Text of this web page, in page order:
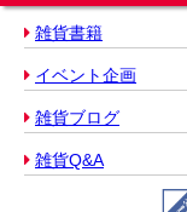
雑貨書籍
イベント企画
雑貨ブログ
雑貨Q&A